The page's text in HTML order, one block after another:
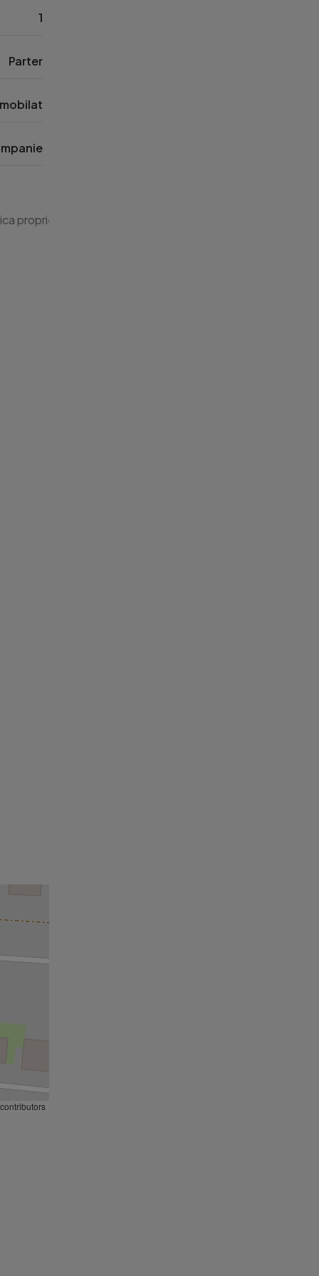
1
Parter
proprie, tamplarie PVC cu geam termopan, usa metalica